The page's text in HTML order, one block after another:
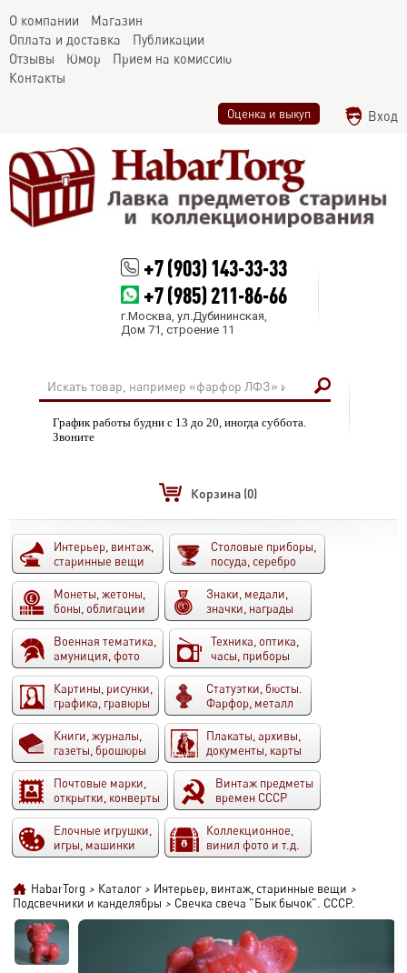
О компании
Магазин
Оплата и доставка
Публикации
Отзывы
Юмор
Прием на комиссию
Контакты
Оценка и выкуп Вход
+7 (903) 143-33-33
+7 (985) 211-86-66
г.Москва, ул.Дубининская,
Дом 71, строение 11
График работы будни с 13 до 20, иногда суббота.
Звоните
Корзина (0)
Интерьер, винтаж,
старинные вещи
Столовые приборы,
посуда, серебро
Монеты, жетоны,
боны, облигации
Знаки, медали,
значки, награды
Военная тематика,
амуниция, фото
Техника, оптика,
часы, приборы
Картины, рисунки,
графика, гравюры
Статуэтки, бюсты.
Фарфор, металл
Книги, журналы,
газеты, брошюры
Плакаты, архивы,
документы, карты
Почтовые марки,
открытки, конверты
Винтаж предметы
времен СССР
Елочные игрушки,
игры, машинки
Коллекционное,
винил фото и т.д.
HabarTorg > Каталог > Интерьер, винтаж, старинные вещи >
Подсвечники и канделябры > Свечка свеча "Бык бычок". СССР.